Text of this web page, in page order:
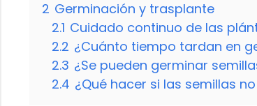
2 Germinación y trasplante
2.1 Cuidado continuo de las
2.2 ¿Cuánto tiempo tardan en
2.3 ¿Se pueden germinar
2.4 ¿Qué hacer si las semillas